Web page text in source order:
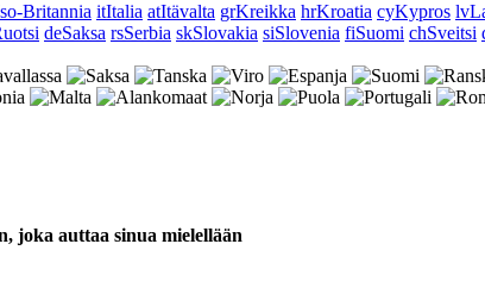
Britannia itItalia atItävalta grKreikka hrKroatia cyKypros lv
deSaksa rsSerbia skSlovakia siSlovenia fiSuomi chSveitsi
joka auttaa sinua mielellään